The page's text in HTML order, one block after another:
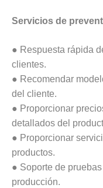
Servicios de
● Respuesta rápida
clientes.
● Recomendar
del cliente.
● Proporcionar
detallados del
● Proporcionar
productos.
● Soporte de
producción.